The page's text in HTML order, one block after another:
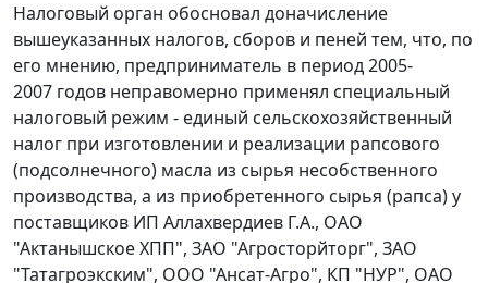
Налоговый орган обосновал доначисление
вышеуказанных налогов, сборов и пеней тем, что, по
его мнению, предприниматель в период 2005-
2007 годов неправомерно применял специальный
налоговый режим - единый сельскохозяйственный
налог при изготовлении и реализации рапсового
(подсолнечного) масла из сырья несобственного
производства, а из приобретенного сырья (рапса) у
поставщиков ИП Аллахвердиев Г.А., ОАО
"Актанышское ХПП", ЗАО "Агросторйторг", ЗАО
"Татагроэкским", ООО "Ансат-Агро", КП "НУР", ОАО